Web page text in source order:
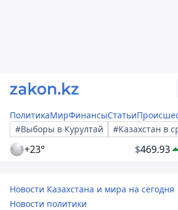
ПолитикаМирФинансыСтатьи
#Выборы в Курултай
#Казахстан в
+23° $469.93
Новости Казахстана и мира на сегодня
Новости политики